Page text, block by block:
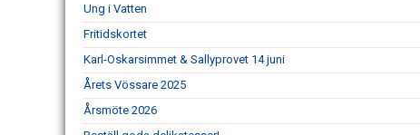
Ung i Vatten
Fritidskortet
Karl-Oskarsimmet & Sallyprovet 14 juni
Årets Vössare 2025
Årsmöte 2026